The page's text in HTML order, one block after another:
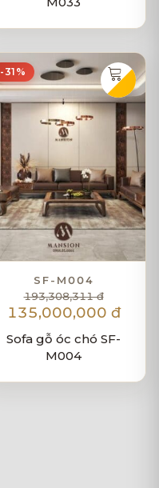
-31%
SF-M004
193,308,311 đ
135,000,000 đ
Sofa gỗ óc chó SF-
M004